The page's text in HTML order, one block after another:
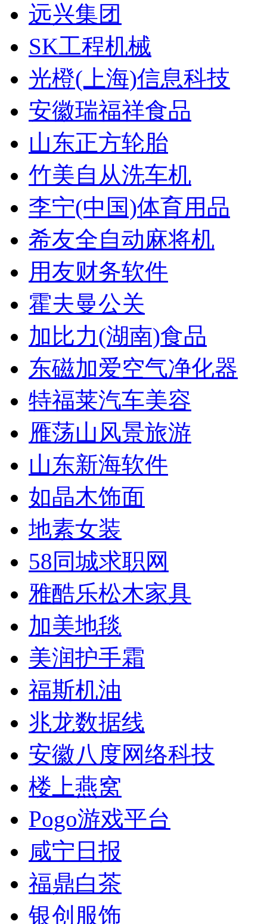
远兴集团
SK工程机械
光橙(上海)信息科技
安徽瑞福祥食品
山东正方轮胎
竹美自从洗车机
李宁(中国)体育用品
希友全自动麻将机
用友财务软件
霍夫曼公关
加比力(湖南)食品
东磁加爱空气净化器
特福莱汽车美容
雁荡山风景旅游
山东新海软件
如晶木饰面
地素女装
58同城求职网
雅酷乐松木家具
加美地毯
美润护手霜
福斯机油
兆龙数据线
安徽八度网络科技
楼上燕窝
Pogo游戏平台
咸宁日报
福鼎白茶
银创服饰